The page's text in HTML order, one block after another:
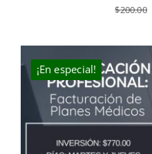
$200.00
¡En especial!